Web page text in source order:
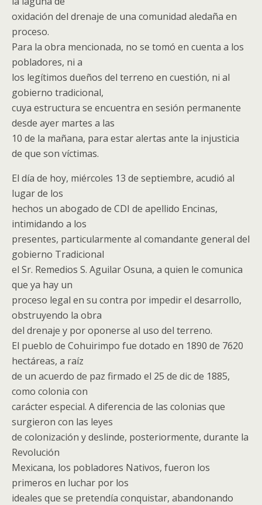
oxidación del drenaje de una comunidad aledaña en
proceso.
Para la obra mencionada, no se tomó en cuenta a los
pobladores, ni a
los legítimos dueños del terreno en cuestión, ni al
gobierno tradicional,
cuya estructura se encuentra en sesión permanente
desde ayer martes a las
10 de la mañana, para estar alertas ante la injusticia
de que son víctimas.
El día de hoy, miércoles 13 de septiembre, acudió al
lugar de los
hechos un abogado de CDI de apellido Encinas,
intimidando a los
presentes, particularmente al comandante general del
gobierno Tradicional
el Sr. Remedios S. Aguilar Osuna, a quien le comunica
que ya hay un
proceso legal en su contra por impedir el desarrollo,
obstruyendo la obra
del drenaje y por oponerse al uso del terreno.
El pueblo de Cohuirimpo fue dotado en 1890 de 7620
hectáreas, a raíz
de un acuerdo de paz firmado el 25 de dic de 1885,
como colonia con
carácter especial. A diferencia de las colonias que
surgieron con las leyes
de colonización y deslinde, posteriormente, durante la
Revolución
Mexicana, los pobladores Nativos, fueron los
primeros en luchar por los
ideales que se pretendía conquistar, abandonando